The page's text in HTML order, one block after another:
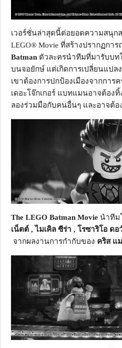
เวอร์ชั่นล่าสุดนี้ต่อยอดความสนุก
LEGO® Movie ที่สร้างปรากฏกา
Batman ตัวละครนำทีมที่มารับบท
บนจอยักษ์ แต่เกิดการเปลี่ยนแป
เขาต้องการปกป้องเมืองจากการ
เดอะโจ๊กเกอร์ แบทแมนอาจต้อง
ลองร่วมมือกับคนอื่นๆ และอาจต้อ
The LEGO Batman Movie นำทีม
เน็ตต์,ไมเคิล ซีร่า ,โรซาริโอ ดอ
จากผลงานการกำกับของ คริส แ